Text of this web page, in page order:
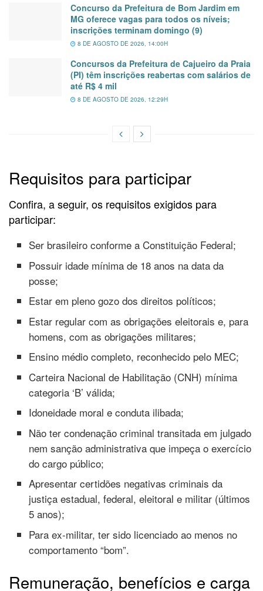
Concurso da Prefeitura de Bom Jardim em
MG oferece vagas para todos os níveis;
inscrições terminam domingo (9)
8 DE AGOSTO DE 2026, 14:00H
Concursos da Prefeitura de Cajueiro da Praia
(PI) têm inscrições reabertas com salários de
até R$ 4 mil
8 DE AGOSTO DE 2026, 12:29H
Requisitos para participar
Confira, a seguir, os requisitos exigidos para
participar:
Ser brasileiro conforme a Constituição Federal;
Possuir idade mínima de 18 anos na data da
posse;
Estar em pleno gozo dos direitos políticos;
Estar regular com as obrigações eleitorais e, para
homens, com as obrigações militares;
Ensino médio completo, reconhecido pelo MEC;
Carteira Nacional de Habilitação (CNH) mínima
categoria ‘B’ válida;
Idoneidade moral e conduta ilibada;
Não ter condenação criminal transitada em julgado
nem sanção administrativa que impeça o exercício
do cargo público;
Apresentar certidões negativas criminais da
justiça estadual, federal, eleitoral e militar (últimos
5 anos);
Para ex-militar, ter sido licenciado ao menos no
comportamento “bom”.
Remuneração, benefícios e carga